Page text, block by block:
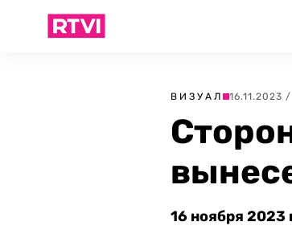
ВИЗУАЛ 16.11.2023
16 ноября 2023